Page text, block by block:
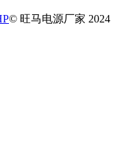
© 旺马电源厂家 2024